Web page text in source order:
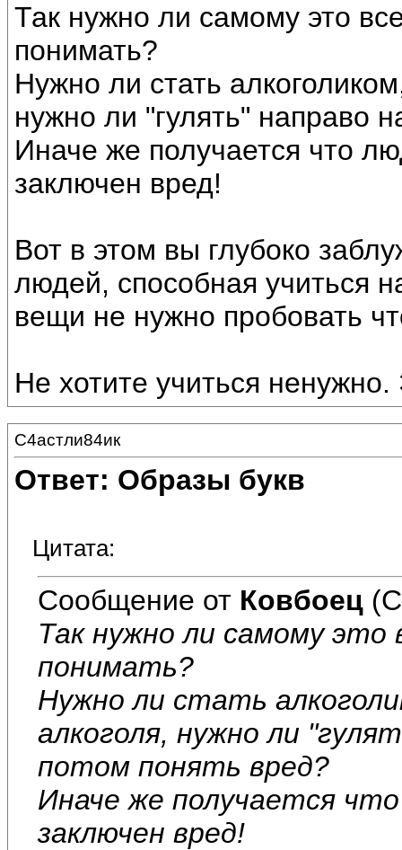
Так нужно ли самому это
понимать?
Нужно ли стать
нужно ли "гулять" направо
Иначе же получается что
заключен вред!
Вот в этом вы глубоко
людей, способная учиться
вещи не нужно пробовать
Не хотите учиться
С4астли84ик
Ответ: Образы букв
Цитата:
Сообщение от Ковбоец
Так нужно ли самому
понимать?
Нужно ли стать
алкоголя, нужно ли
потом понять вред?
Иначе же получается
заключен вред!